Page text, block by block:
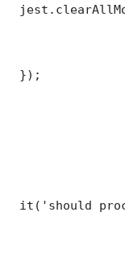
});
it('should